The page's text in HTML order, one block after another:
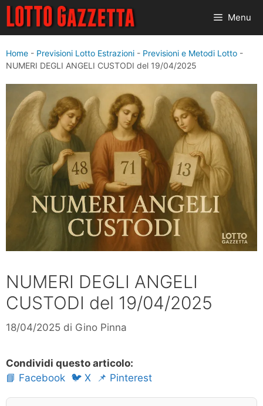
Vai
contenuto
Menu
Home - Previsioni Lotto Estrazioni - Previsioni e Metodi Lotto -
NUMERI DEGLI ANGELI CUSTODI del 19/04/2025
NUMERI DEGLI ANGELI
CUSTODI del 19/04/2025
18/04/2025 di Gino Pinna
Condividi questo articolo:
📘 Facebook 🐦 X 📌 Pinterest